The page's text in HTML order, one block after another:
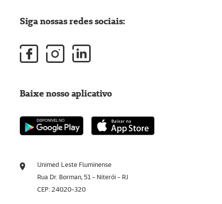
Unimed Leste Fluminense
Rua Dr. Borman, 51 - Niterói - RJ
CEP: 24020-320
Siga nossas redes sociais:
Baixe nosso aplicativo